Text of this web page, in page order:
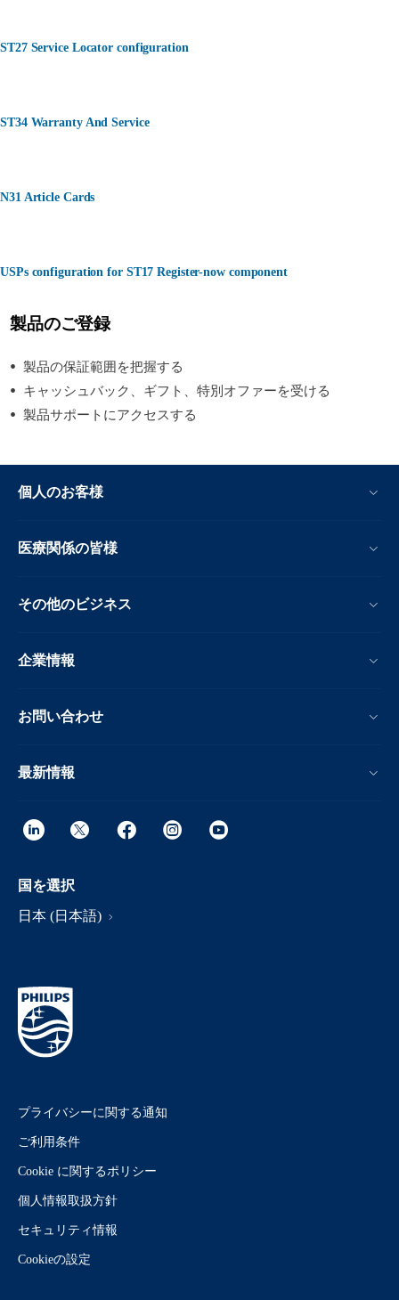
ST27 Service Locator configuration
ST34 Warranty And Service
N31 Article Cards
USPs configuration for ST17 Register-now component
製品のご登録
製品の保証範囲を把握する
キャッシュバック、ギフト、特別オファーを受ける
製品サポートにアクセスする
個人のお客様
医療関係の皆様
その他のビジネス
企業情報
お問い合わせ
最新情報
国を選択
日本 (日本語)
プライバシーに関する通知
ご利用条件
Cookie に関するポリシー
個人情報取扱方針
セキュリティ情報
Cookieの設定